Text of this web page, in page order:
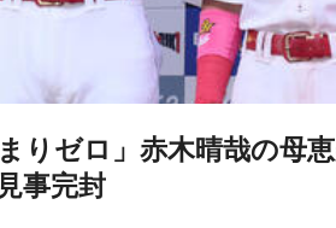
りゼロ」赤木晴哉の母
事完封